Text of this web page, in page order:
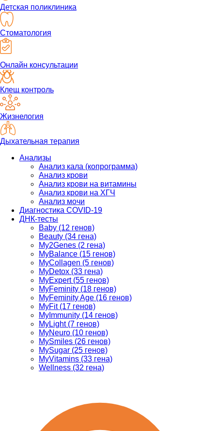
Детская поликлиника
Стоматология
Онлайн консультации
Клещ контроль
Жизнелогия
Дыхательная терапия
Анализы
Анализ кала (копрограмма)
Анализ крови
Анализ крови на витамины
Анализ крови на ХГЧ
Анализ мочи
Диагностика COVID-19
ДНК-тесты
Baby (12 генов)
Beauty (34 гена)
My2Genes (2 гена)
MyBalance (15 генов)
MyCollagen (5 генов)
MyDetox (33 гена)
MyExpert (55 генов)
MyFeminity (18 генов)
MyFeminity Age (16 генов)
MyFit (17 генов)
MyImmunity (14 генов)
MyLight (7 генов)
MyNeuro (10 генов)
MySmiles (26 генов)
MySugar (25 генов)
MyVitamins (33 гена)
Wellness (32 гена)